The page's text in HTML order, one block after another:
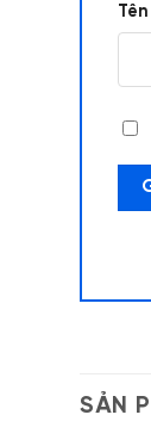
Tên
SẢN